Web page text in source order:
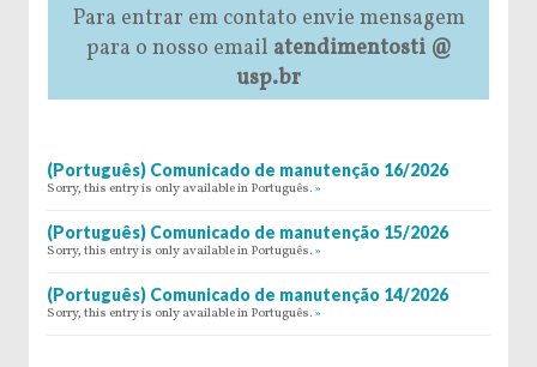
Para entrar em contato envie mensagem
para o nosso email atendimentosti @
usp.br
(Português) Comunicado de manutenção 16/2026
Sorry, this entry is only available in Português. »
(Português) Comunicado de manutenção 15/2026
Sorry, this entry is only available in Português. »
(Português) Comunicado de manutenção 14/2026
Sorry, this entry is only available in Português. »